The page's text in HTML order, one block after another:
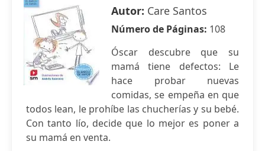
Autor: Care Santos
Número de Páginas: 108
Óscar descubre que su
mamá tiene defectos: Le
hace probar nuevas
comidas, se empeña en que
todos lean, le prohíbe las chucherías y su bebé.
Con tanto lío, decide que lo mejor es poner a
su mamá en venta.